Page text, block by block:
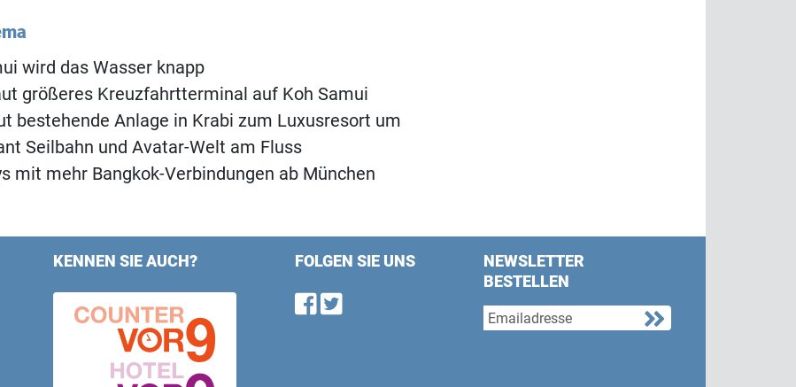
wird das Wasser knapp
größeres Kreuzfahrtterminal auf Koh Samui
bestehende Anlage in Krabi zum Luxusresort um
Seilbahn und Avatar-Welt am Fluss
mit mehr Bangkok-Verbindungen ab München
KENNEN SIE AUCH? FOLGEN SIE UNS
Find us on Facebook
Follow us on Twitter
NEWSLETTER
BESTELLEN